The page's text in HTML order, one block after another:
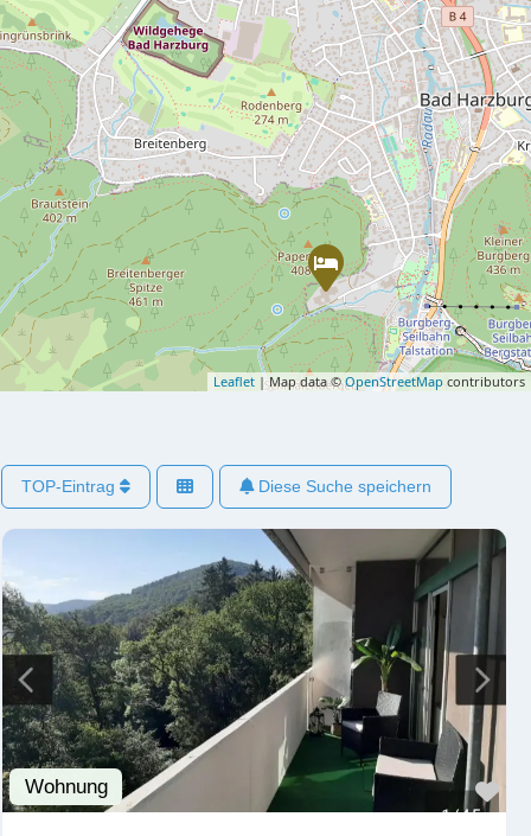
Leaflet | Map data ©OpenStreetMapcontributors
TOP-Eintrag Diese Suche speichern
Wohnung